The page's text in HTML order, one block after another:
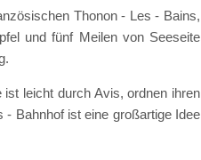
Thonon - Les - Bains,
und fünf Meilen von Seeseite
leicht durch Avis, ordnen ihren
Bahnhof ist eine großartige Idee